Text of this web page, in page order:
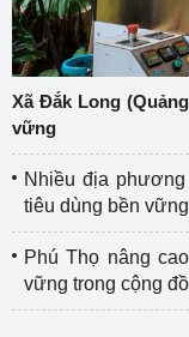
Xã Đắk Long
vững
Nhiều địa
tiêu dùng bền vững
Phú Thọ nâng
vững trong cộng